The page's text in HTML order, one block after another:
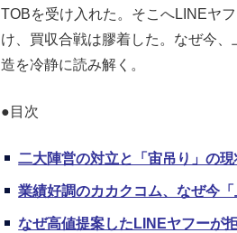
TOBを受け入れた。そこへLINEヤ
け、買収合戦は膠着した。なぜ今
造を冷静に読み解く。
●目次
二大陣営の対立と「宙吊り」の現
業績好調のカカクコム、なぜ今
なぜ高値提案したLINEヤフーが